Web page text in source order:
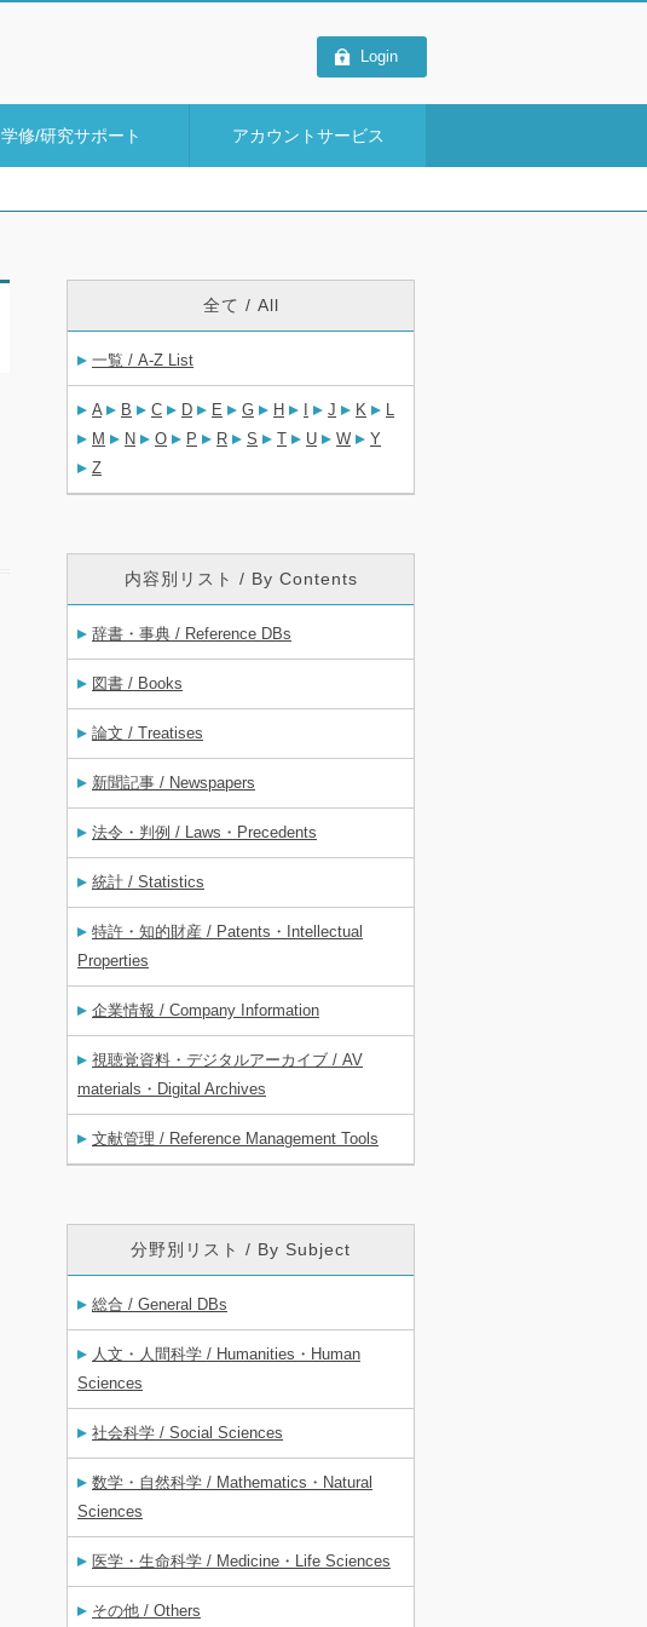
Login
学修/研究サポート アカウントサービス
全て / All
一覧 / A-Z List
A B C D E G H J K
L
M
N O P R S T U W
Y
Z
内容別リスト / By Contents
辞書・事典 / Reference DBs
図書 / Books
論文 / Treatises
新聞記事 / Newspapers
法令・判例 / Laws・Precedents
統計 / Statistics
特許・知的財産 / Patents・Intellectual
Properties
企業情報 / Company Information
視聴覚資料・デジタルアーカイブ / AV
materials・Digital Archives
文献管理 / Reference Management Tools
分野別リスト / By Subject
総合 / General DBs
人文・人間科学 / Humanities・Human
Sciences
社会科学 / Social Sciences
数学・自然科学 / Mathematics・Natural
Sciences
医学・生命科学 / Medicine・Life Sciences
その他 / Others